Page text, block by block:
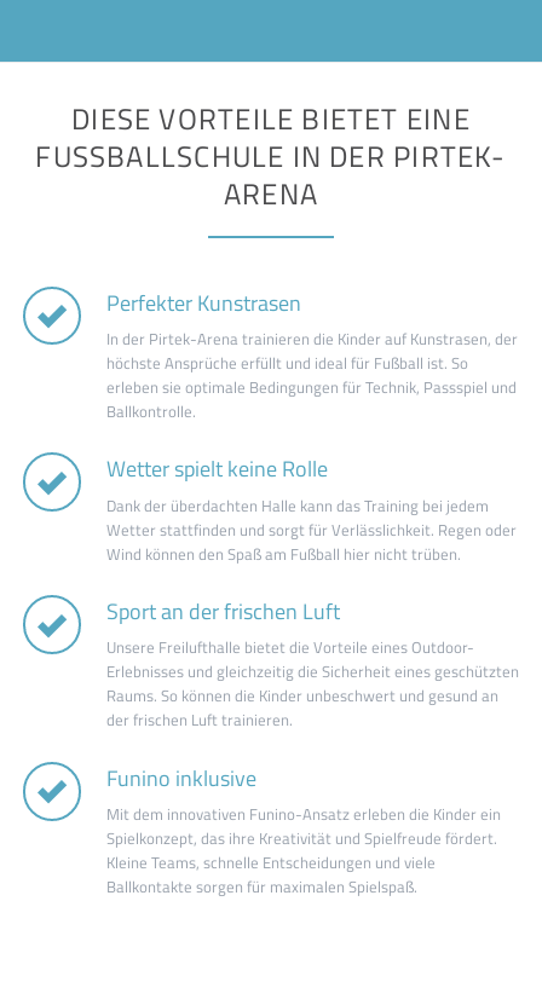
DIESE VORTEILE BIETET EINE
FUSSBALLSCHULE IN DER PIRTEK-A
RENA
Perfekter Kunstrasen
In der Pirtek-Arena trainieren die Kinder auf Kunstrasen, der
höchste Ansprüche erfüllt und ideal für Fußball ist. So
erleben sie optimale Bedingungen für Technik, Passspiel und
Ballkontrolle.
Wetter spielt keine Rolle
Dank der überdachten Halle kann das Training bei jedem
Wetter stattfinden und sorgt für Verlässlichkeit. Regen oder
Wind können den Spaß am Fußball hier nicht trüben.
Sport an der frischen Luft
Unsere Freilufthalle bietet die Vorteile eines Outdoor-
Erlebnisses und gleichzeitig die Sicherheit eines geschützten
Raums. So können die Kinder unbeschwert und gesund an
der frischen Luft trainieren.
Funino inklusive
Mit dem innovativen Funino-Ansatz erleben die Kinder ein
Spielkonzept, das ihre Kreativität und Spielfreude fördert.
Kleine Teams, schnelle Entscheidungen und viele
Ballkontakte sorgen für maximalen Spielspaß.